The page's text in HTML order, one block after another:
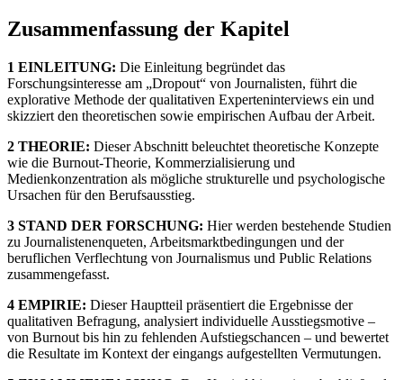
Zusammenfassung der Kapitel
1 EINLEITUNG: Die Einleitung begründet das
Forschungsinteresse am „Dropout“ von Journalisten, führt die
explorative Methode der qualitativen Experteninterviews ein und
skizziert den theoretischen sowie empirischen Aufbau der Arbeit.
2 THEORIE: Dieser Abschnitt beleuchtet theoretische Konzepte
wie die Burnout-Theorie, Kommerzialisierung und
Medienkonzentration als mögliche strukturelle und psychologische
Ursachen für den Berufsausstieg.
3 STAND DER FORSCHUNG: Hier werden bestehende Studien
zu Journalistenenqueten, Arbeitsmarktbedingungen und der
beruflichen Verflechtung von Journalismus und Public Relations
zusammengefasst.
4 EMPIRIE: Dieser Hauptteil präsentiert die Ergebnisse der
qualitativen Befragung, analysiert individuelle Ausstiegsmotive –
von Burnout bis hin zu fehlenden Aufstiegschancen – und bewertet
die Resultate im Kontext der eingangs aufgestellten Vermutungen.